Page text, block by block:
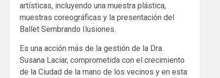
artísticas, incluyendo una muestra plástica,
muestras coreográficas y la presentación del
Ballet Sembrando Ilusiones.
Es una acción más de la gestión de la Dra.
Susana Laciar, comprometida con el crecimiento
de la Ciudad de la mano de los vecinos y en esta